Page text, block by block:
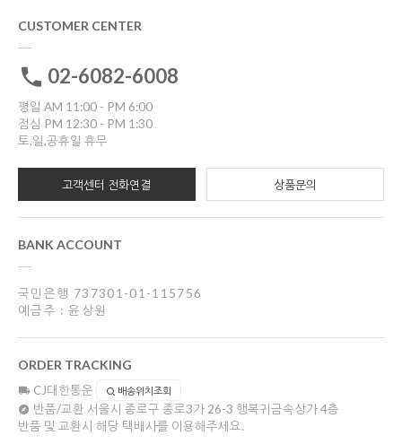
CUSTOMER CENTER
02-6082-6008
평일 AM 11:00 - PM 6:00
점심 PM 12:30 - PM 1:30
토,일,공휴일 휴무
고객센터 전화연결 상품문의
BANK ACCOUNT
국민은행 737301-01-115756
예금주 : 윤상원
ORDER TRACKING
CJ대한통운 배송위치조회
반품/교환 서울시 종로구 종로3가 26-3 행복귀금속상가 4층
반품 및 교환시 해당 택배사를 이용해주세요.